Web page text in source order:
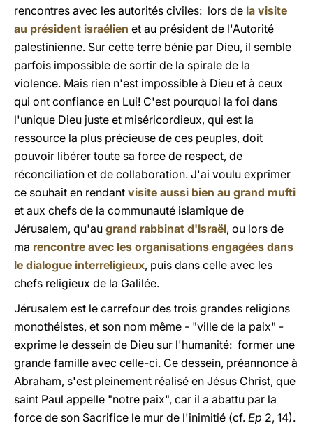
rencontres avec les autorités civiles: lors de la visite
au président israélien et au président de l'Autorité
palestinienne. Sur cette terre bénie par Dieu, il semble
parfois impossible de sortir de la spirale de la
violence. Mais rien n'est impossible à Dieu et à ceux
qui ont confiance en Lui! C'est pourquoi la foi dans
l'unique Dieu juste et miséricordieux, qui est la
ressource la plus précieuse de ces peuples, doit
pouvoir libérer toute sa force de respect, de
réconciliation et de collaboration. J'ai voulu exprimer
ce souhait en rendant visite aussi bien au grand mufti
et aux chefs de la communauté islamique de
Jérusalem, qu'au grand rabbinat d'Israël, ou lors de
ma rencontre avec les organisations engagées dans
le dialogue interreligieux, puis dans celle avec les
chefs religieux de la Galilée.
Jérusalem est le carrefour des trois grandes religions
monothéistes, et son nom même - "ville de la paix" -
exprime le dessein de Dieu sur l'humanité: former une
grande famille avec celle-ci. Ce dessein, préannonce à
Abraham, s'est pleinement réalisé en Jésus Christ, que
saint Paul appelle "notre paix", car il a abattu par la
force de son Sacrifice le mur de l'inimitié (cf. Ep 2, 14).